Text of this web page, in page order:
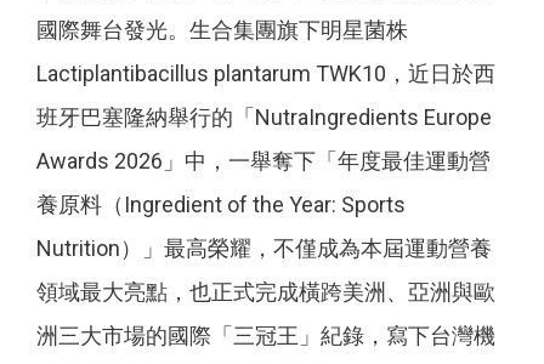
國際舞台發光。生合集團旗下明星菌株
Lactiplantibacillus plantarum TWK10，近日於西
班牙巴塞隆納舉行的「NutraIngredients Europe
Awards 2026」中，一舉奪下「年度最佳運動營
養原料（Ingredient of the Year: Sports
Nutrition）」最高榮耀，不僅成為本屆運動營養
領域最大亮點，也正式完成橫跨美洲、亞洲與歐
洲三大市場的國際「三冠王」紀錄，寫下台灣機